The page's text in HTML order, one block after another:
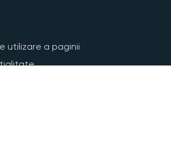
utilizare a paginii